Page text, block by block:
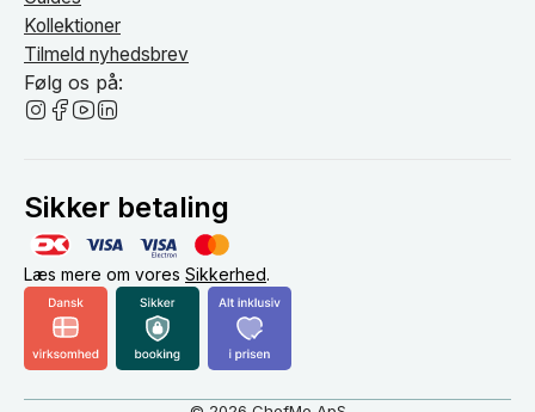
Kollektioner
Tilmeld nyhedsbrev
Følg os på:
Sikker betaling
Læs mere om vores Sikkerhed.